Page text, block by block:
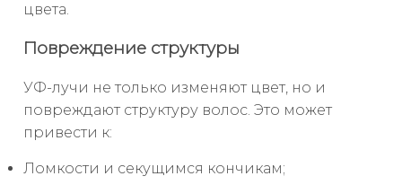
цвета.
Повреждение структуры
УФ-лучи не только изменяют цвет, но и
повреждают структуру волос. Это может
привести к:
Ломкости и секущимся кончикам;